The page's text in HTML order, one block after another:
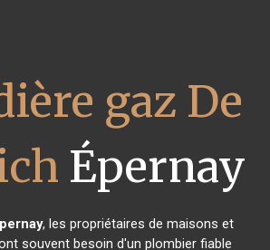
gaz De
Épernay
, les propriétaires de maisons et
souvent besoin d'un plombier fiable